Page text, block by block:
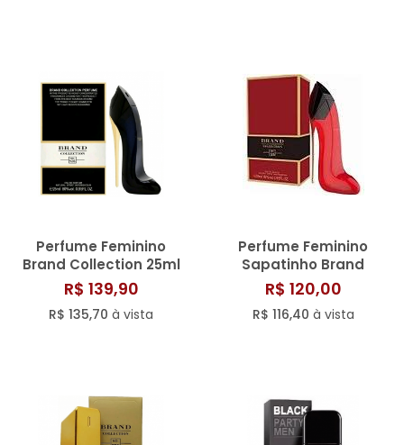
Perfume Feminino
Brand Collection 25ml
N° 126/101
R$ 139,90
R$ 135,70 à vista
Perfume Feminino
Sapatinho Brand
Collection 25ml N° 125
R$ 120,00
R$ 116,40 à vista